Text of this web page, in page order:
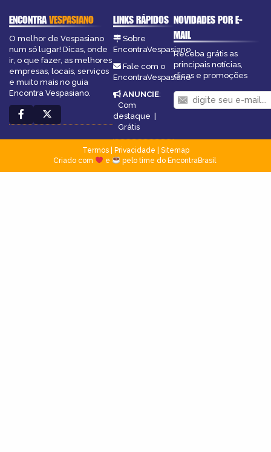
ENCONTRAVESPASIANO
O melhor de Vespasiano
num só lugar! Dicas, onde
ir, o que fazer, as melhores
empresas, locais, serviços
e muito mais no guia
Encontra Vespasiano.
LINKS RÁPIDOS
Sobre
EncontraVespasiano
Fale com o
EncontraVespasiano
ANUNCIE:
Com
destaque |
Grátis
NOVIDADES POR E-
MAIL
Receba grátis as
principais notícias,
dicas e promoções
Termos| Privacidade
Sitemap
Criado com
e pelo time do EncontraBrasil